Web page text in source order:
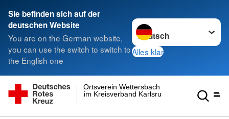
Sie befinden sich auf der
deutschen Website
You are on the German website,
you can use the switch to switch to
the English one
Sprache wechseln zu
Alles klar
im Kreisverband Karlsruhe e.V.
Ortsverein Wettersbach